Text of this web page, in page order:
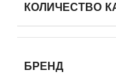
КОЛИЧЕСТВО
БРЕНД